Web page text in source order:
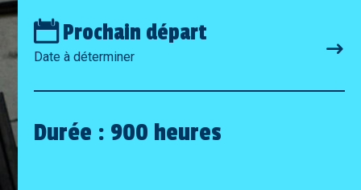
Prochain départ
Date à déterminer
Durée : 900 heures